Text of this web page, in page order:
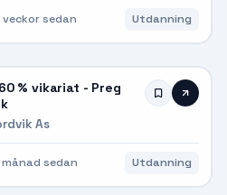
veckor sedan Utdanning
% vikariat - Preg
As
månad sedan Utdanning